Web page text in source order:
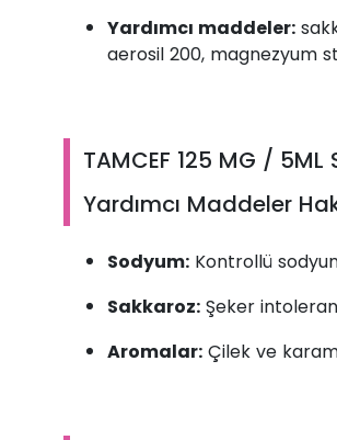
Yardımcı maddeler:
aerosil 200, magnezyum
TAMCEF 125 MG / 5ML
Yardımcı Maddeler
Sodyum: Kontrollü
Sakkaroz: Şeker
Aromalar: Çilek ve